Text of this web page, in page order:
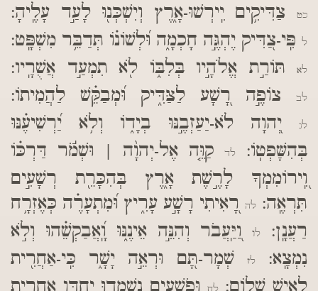
כט צַדִּיקִ֥ים יִֽירְשׁוּ-אָ֑רֶץ וְיִשְׁכְּנ֖וּ לָעַ֣ד עָלֶֽיהָ:
ל פִּֽי-צַ֭דִּיק יֶהְגֶּ֣ה חָכְמָ֑ה וּ֝לְשׁוֹנ֗וֹ תְּדַבֵּ֥ר מִשְׁפָּֽט:
לא תּוֹרַ֣ת אֱלֹהָ֣יו בְּלִבּ֑וֹ לֹ֖א תִמְעַ֣ד אֲשֻׁרָֽיו:
לב צוֹפֶ֣ה רָ֭שָׁע לַצַּדִּ֑יק וּ֝מְבַקֵּ֗שׁ לַהֲמִיתוֹ:
לג
יְ֭הוָה לֹא-יַעַזְבֶ֣נּוּ בְיָד֑וֹ וְלֹ֥א יַ֝רְשִׁיעֶ֗נּוּ
בְּהִשָּׁפְטֽוֹ:
לד
קַוֵּ֤ה אֶל-יְהוָ֨ה | וּשְׁמֹ֬ר דַּרְכּ֗וֹ
וִֽ֭ירוֹמִמְךָ לָרֶ֣שֶׁת אָ֑רֶץ בְּהִכָּרֵ֖ת רְשָׁעִ֣ים
תִּרְאֶֽה: לה רָ֭אִיתִי רָשָׁ֣ע עָרִ֑יץ וּ֝מִתְעָרֶ֗ה כְּאֶזְרָ֥ח
רַעֲנָֽן:
לו
וַ֭יַּֽעֲבֹר וְהִנֵּ֣ה אֵינֶ֑נּוּ וָֽ֝אֲבַקְשֵׁ֗הוּ וְלֹ֣א
נִמְצָֽא:
לז
שְׁמָר-תָּ֭ם וּרְאֵ֣ה יָשָׁ֑ר כִּֽי-אַחֲרִ֖ית